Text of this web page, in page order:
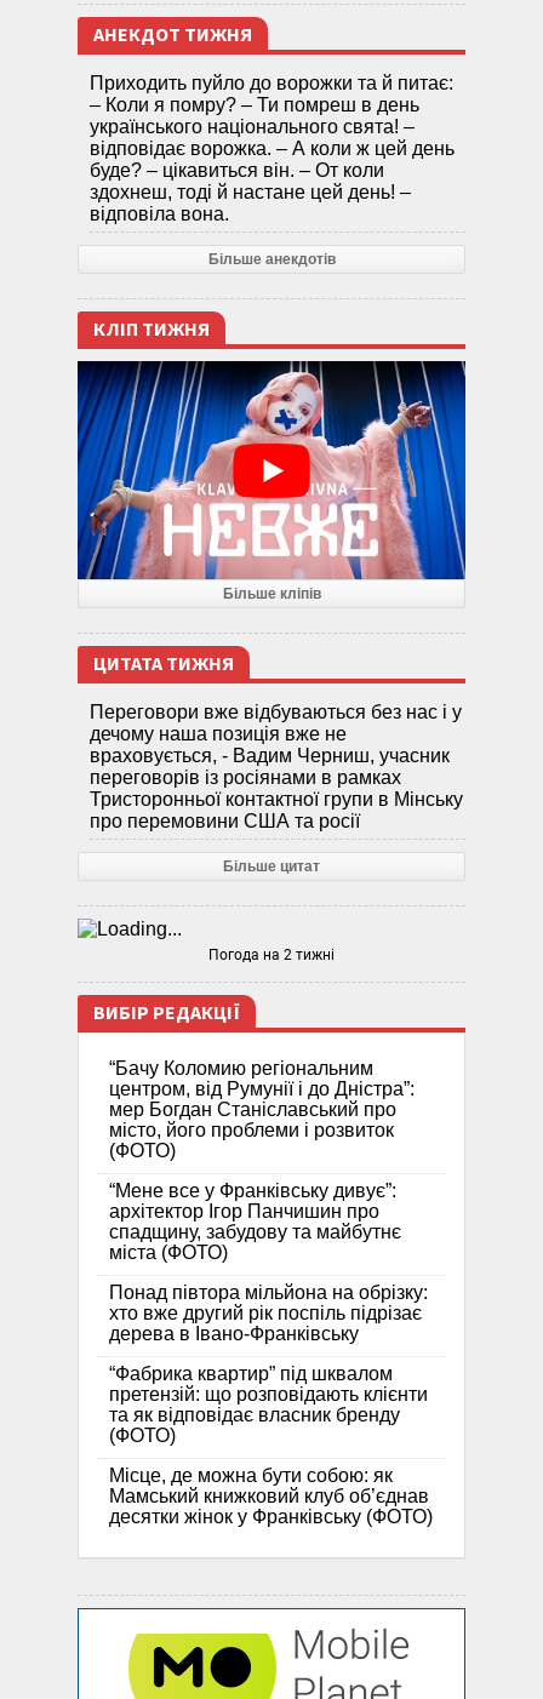
АНЕКДОТ ТИЖНЯ
Приходить пуйло до ворожки та й питає:
– Коли я помру? – Ти помреш в день
українського національного свята! –
відповідає ворожка. – А коли ж цей день
буде? – цікавиться він. – От коли
здохнеш, тоді й настане цей день! –
відповіла вона.
Більше анекдотів
КЛІП ТИЖНЯ
Більше кліпів
ЦИТАТА ТИЖНЯ
Переговори вже відбуваються без нас і у
дечому наша позиція вже не
враховується, - Вадим Черниш, учасник
переговорів із росіянами в рамках
Тристоронньої контактної групи в Мінську
про перемовини США та росії
Більше цитат
Погода на 2 тижні
ВИБІР РЕДАКЦІЇ
“Бачу Коломию регіональним
центром, від Румунії і до Дністра”:
мер Богдан Станіславський про
місто, його проблеми і розвиток
(ФОТО)
“Мене все у Франківську дивує”:
архітектор Ігор Панчишин про
спадщину, забудову та майбутнє
міста (ФОТО)
Понад півтора мільйона на обрізку:
хто вже другий рік поспіль підрізає
дерева в Івано-Франківську
“Фабрика квартир” під шквалом
претензій: що розповідають клієнти
та як відповідає власник бренду
(ФОТО)
Місце, де можна бути собою: як
Мамський книжковий клуб об’єднав
десятки жінок у Франківську (ФОТО)